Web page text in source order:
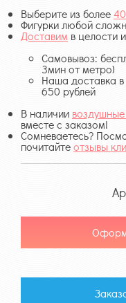
Выберите из более
Фигурки любой
Доставим в целости
Самовывоз:
3мин от метро)
Наша доставка
650 рублей
В наличии
вместе с заказом!
Сомневаетесь?
почитайтеотзывы